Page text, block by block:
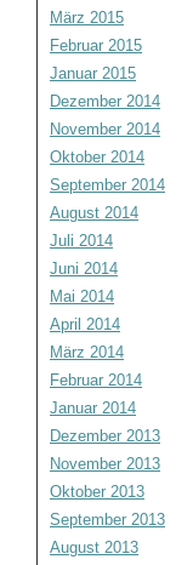
März 2015
Februar 2015
Januar 2015
Dezember 2014
November 2014
Oktober 2014
September 2014
August 2014
Juli 2014
Juni 2014
Mai 2014
April 2014
März 2014
Februar 2014
Januar 2014
Dezember 2013
November 2013
Oktober 2013
September 2013
August 2013